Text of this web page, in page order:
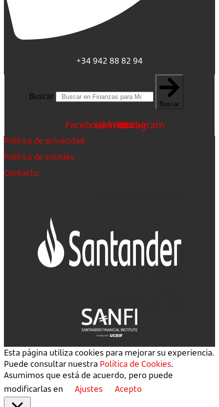
+34 942 88 82 94
Buscar
Buscar
FacebookLinkedin
Youtube
Instagram
Política de privacidad
Política de cookies
Contacto
Esta página utiliza cookies para mejorar su experiencia.
Puede consultar nuestra Política de Cookies.
Asumimos que está de acuerdo, pero puede
modificarlas en
Ajustes Acepto